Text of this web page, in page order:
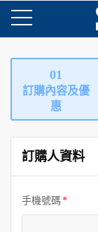
01
訂購內容及優
惠
訂購人資料
手機號碼